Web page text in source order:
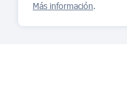
Más información.